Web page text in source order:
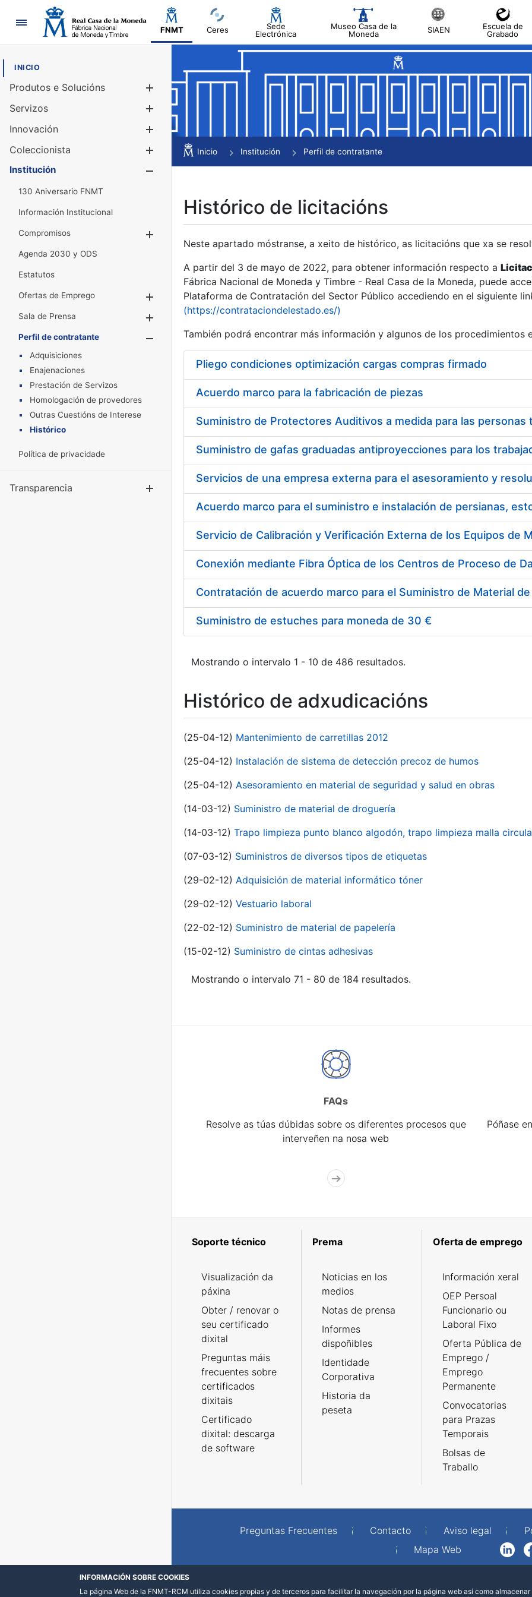
Navegación
FNMT Ceres
Sede
Electrónica
Museo Casa de la
Moneda
SIAEN
Escuela de
Grabado
INICIO
Produtos e Solucións
Mostrar/Ocultar
Servizos
Innovación
Coleccionista
Mostrar/Ocultar
Institución
130 Aniversario FNMT
Información Institucional
Compromisos
Agenda 2030 y ODS
Estatutos
Ofertas de Emprego
Mostrar/Ocultar
Sala de Prensa
Mostrar/Ocultar
Perfil de contratante
Mostrar/Ocultar
Adquisiciones
Enajenaciones
Prestación de Servizos
Homologación de provedores
Outras Cuestións de Interese
Histórico
Política de privacidade
Transparencia
Inicio Institución Perfil de contratante
Histórico de licitacións
Neste apartado móstranse, a xeito de histórico, as licitacións que xa se
A partir del 3 de mayo de 2022, para obtener información respecto a
Fábrica Nacional de Moneda y Timbre - Real Casa de la Moneda, puede
Plataforma de Contratación del Sector Público accediendo en el siguiente
(https://contrataciondelestado.es/)
También podrá encontrar más información y algunos de los procedimientos
Pliego condiciones optimización cargas compras firmado
Acuerdo marco para la fabricación de piezas
Acuerdo marco para el suministro e instalación de persianas,
Suministro de estuches para moneda de 30 €
Mostrando o intervalo 1 - 10 de 486 resultados.
Histórico de adxudicacións
(25-04-12) Mantenimiento de carretillas 2012
(25-04-12) Instalación de sistema de detección precoz de humos
(25-04-12) Asesoramiento en material de seguridad y salud en obras
(14-03-12) Suministro de material de droguería
(14-03-12) Trapo limpieza punto blanco algodón, trapo limpieza malla
(07-03-12) Suministros de diversos tipos de etiquetas
(29-02-12) Adquisición de material informático tóner
(29-02-12) Vestuario laboral
(22-02-12) Suministro de material de papelería
(15-02-12) Suministro de cintas adhesivas
Mostrando o intervalo 71 - 80 de 184 resultados.
FAQs
Resolve as túas dúbidas sobre os diferentes procesos que
interveñen na nosa web
Póñase
Soporte técnico
Visualización da
páxina
Obter / renovar o
seu certificado
dixital
Preguntas máis
frecuentes sobre
certificados
dixitais
Certificado
dixital: descarga
de software
Prema
Noticias en los
medios
Notas de prensa
Informes
dispoñibles
Identidade
Corporativa
Historia da
peseta
Oferta de emprego
Información xeral
OEP Persoal
Funcionario ou
Laboral Fixo
Oferta Pública de
Emprego /
Emprego
Permanente
Convocatorias
para Prazas
Temporais
Bolsas de
Traballo
Preguntas Frecuentes Contacto Aviso legal
Mapa Web
LinkedInFacebook
INFORMACIÓN SOBRE COOKIES
La página Web de la FNMT-RCM utiliza cookies propias y de terceros para facilitar la navegación por la página web así como